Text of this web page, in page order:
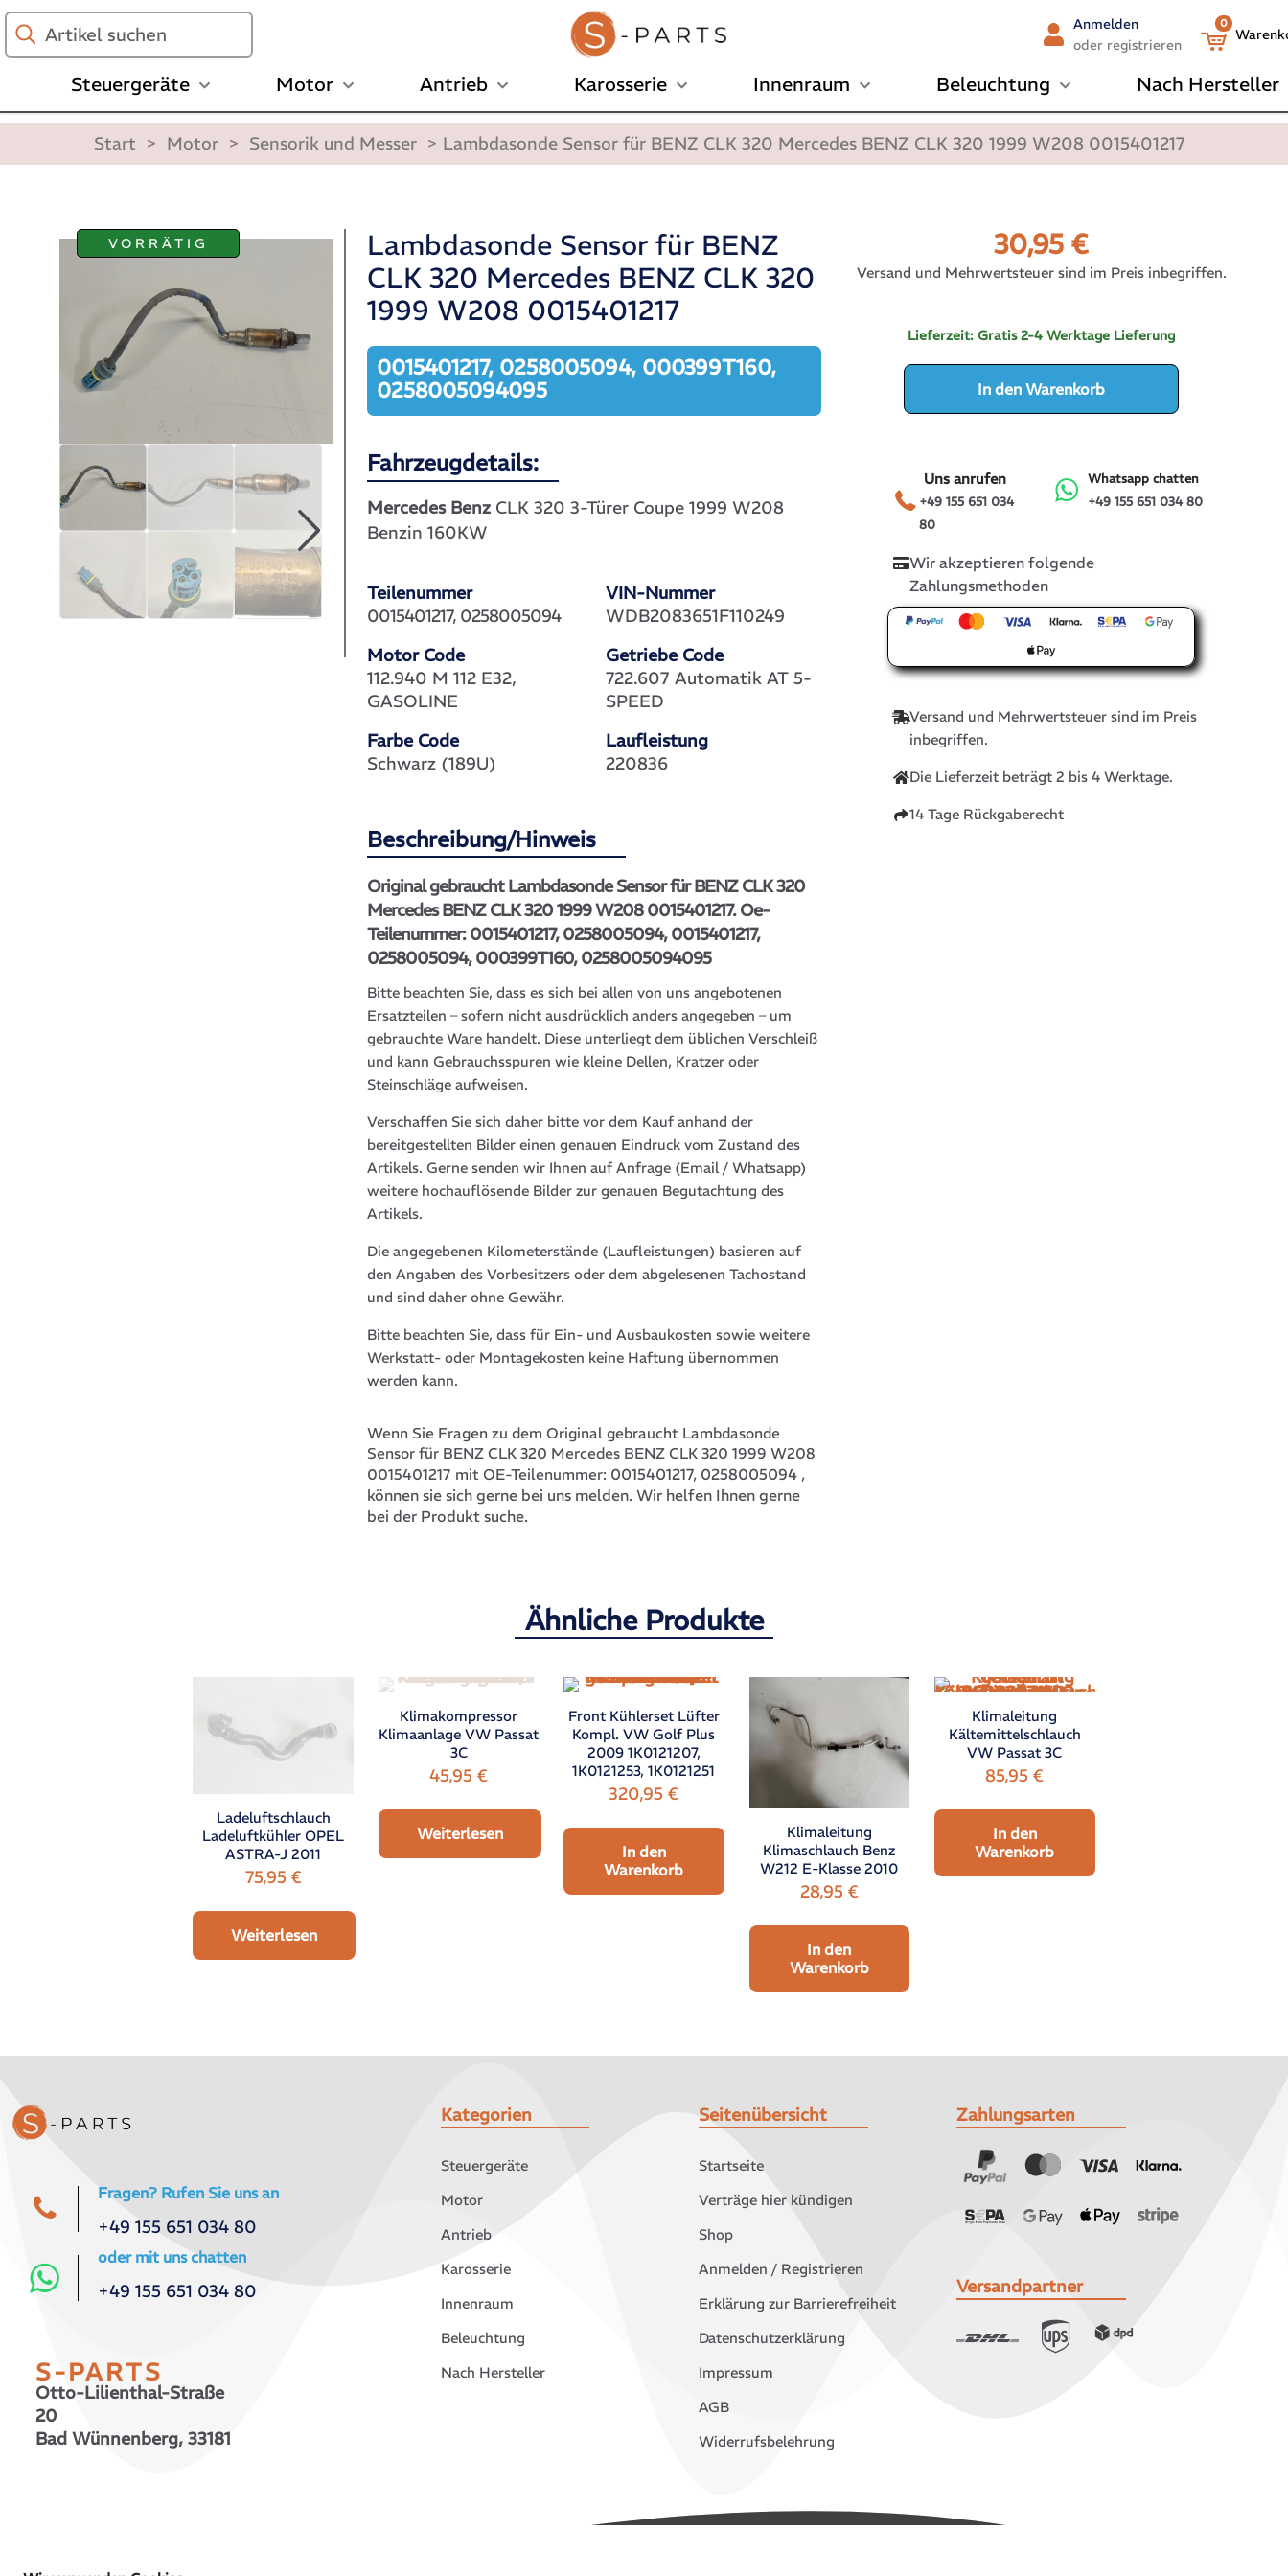
Artikel
suchen
Anmelden
oder registrieren
0
Steuergeräte Motor Antrieb Karosserie Innenraum Beleuchtung Nach Hersteller
Start > Motor > Sensorik und Messer > Lambdasonde Sensor für BENZ CLK 320 Mercedes BENZ CLK 320 1999 W208 0015401217
VORRÄTIG
Lambdasonde Sensor für BENZ
CLK 320 Mercedes BENZ CLK 320
1999 W208 0015401217
0015401217, 0258005094, 000399T160,
0258005094095
Fahrzeugdetails:
Mercedes Benz CLK 320 3-Türer Coupe 1999 W208
Benzin 160KW
Teilenummer
VIN-Nummer
0015401217, 0258005094
WDB2083651F110249
Motor Code
Getriebe Code
112.940 M 112 E32,
GASOLINE
722.607 Automatik AT 5-
SPEED
Farbe Code
Laufleistung
Schwarz (189U)
220836
Beschreibung/Hinweis
Original gebraucht Lambdasonde Sensor für BENZ CLK 320
Mercedes BENZ CLK 320 1999 W208 0015401217. Oe-
Teilenummer: 0015401217, 0258005094, 0015401217,
0258005094, 000399T160, 0258005094095
Bitte beachten Sie, dass es sich bei allen von uns angebotenen
Ersatzteilen – sofern nicht ausdrücklich anders angegeben – um
gebrauchte Ware handelt. Diese unterliegt dem üblichen Verschleiß
und kann Gebrauchsspuren wie kleine Dellen, Kratzer oder
Steinschläge aufweisen.
Verschaffen Sie sich daher bitte vor dem Kauf anhand der
bereitgestellten Bilder einen genauen Eindruck vom Zustand des
Artikels. Gerne senden wir Ihnen auf Anfrage (Email / Whatsapp)
weitere hochauflösende Bilder zur genauen Begutachtung des
Artikels.
Die angegebenen Kilometerstände (Laufleistungen) basieren auf
den Angaben des Vorbesitzers oder dem abgelesenen Tachostand
und sind daher ohne Gewähr.
Bitte beachten Sie, dass für Ein- und Ausbaukosten sowie weitere
Werkstatt- oder Montagekosten keine Haftung übernommen
werden kann.
Wenn Sie Fragen zu dem Original gebraucht Lambdasonde
Sensor für BENZ CLK 320 Mercedes BENZ CLK 320 1999 W208
0015401217 mit OE-Teilenummer: 0015401217, 0258005094 ,
können sie sich gerne bei uns melden. Wir helfen Ihnen gerne
bei der Produkt suche.
30,95€
Versand und Mehrwertsteuer sind im Preis inbegriffen.
Lieferzeit:Gratis 2-4 Werktage Lieferung
In den Warenkorb
+49 155 651 034
80
Uns anrufen
+49 155 651 034 80
Whatsapp chatten
Wir akzeptieren folgende
Zahlungsmethoden
Versand und Mehrwertsteuer sind im Preis
inbegriffen.
Die Lieferzeit beträgt 2 bis 4 Werktage.
14 Tage Rückgaberecht
Ähnliche Produkte
Ladeluftschlauch
Ladeluftkühler OPEL
ASTRA-J 2011
75,95 €
Weiterlesen
Klimakompressor
Klimaanlage VW Passat
3C
45,95 €
Weiterlesen
Front Kühlerset Lüfter
Kompl. VW Golf Plus
2009 1K0121207,
1K0121253, 1K0121251
320,95€
In den
Warenkorb
Klimaleitung
Klimaschlauch Benz
W212 E-Klasse 2010
28,95 €
In den
Warenkorb
Klimaleitung
Kältemittelschlauch
VW Passat 3C
85,95€
In den
Warenkorb
Fragen? Rufen Sie uns an
+49 155 651 034 80
oder mit uns chatten
+49 155 651 034 80
S-PARTS
Otto-Lilienthal-Straße
20
Bad Wünnenberg, 33181
Kategorien
Steuergeräte
Motor
Antrieb
Karosserie
Innenraum
Beleuchtung
Nach Hersteller
Seitenübersicht
Startseite
Verträge hier kündigen
Shop
Anmelden / Registrieren
Erklärung zur Barrierefreiheit
Datenschutzerklärung
Impressum
AGB
Widerrufsbelehrung
Zahlungsarten
Versandpartner